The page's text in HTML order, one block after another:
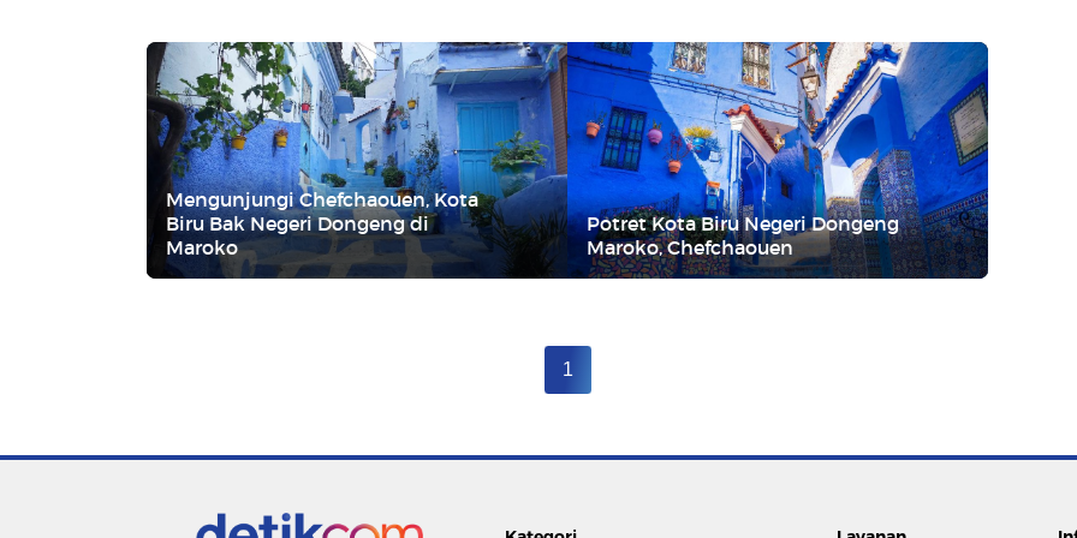
Mengunjungi Chefchaouen, Kota
Biru Bak Negeri Dongeng di
Maroko
Potret Kota Biru Negeri Dongeng
Maroko, Chefchaouen
1